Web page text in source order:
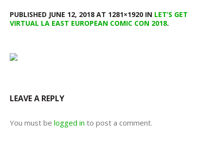
PUBLISHED JUNE 12, 2018 AT 1281×1920 IN LET’S GET
VIRTUAL LA EAST EUROPEAN COMIC CON 2018.
LEAVE A REPLY
You must be logged in to post a comment.